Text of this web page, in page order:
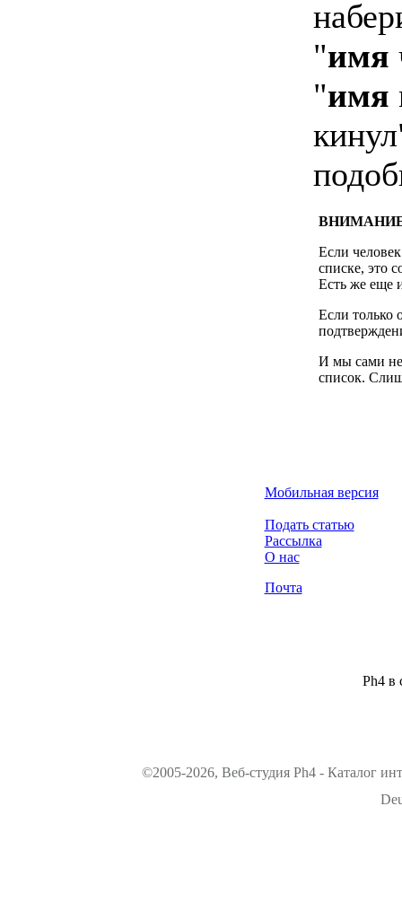
"имя
"имя
Если
списке, это
Есть же еще
Если только
И мы сами не
список.
Мобильная версия
Подать статью
Рассылка
О нас
Почта
Ph4 в
©2005-2026, Веб-студия Ph4 - Каталог